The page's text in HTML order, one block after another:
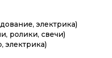
электрика)
ролики, свечи)
электрика)